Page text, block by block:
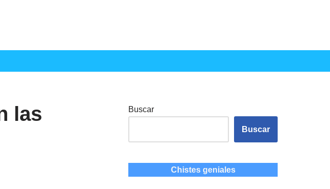
las
Buscar
Buscar
Chistes geniales